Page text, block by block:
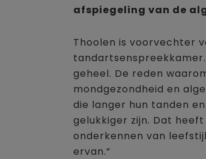
afspiegeling van de
Thoolen is voorvechter
geheel. De reden
mondgezondheid en
die langer hun tanden
gelukkiger zijn. Dat
onderkennen van
ervan.”